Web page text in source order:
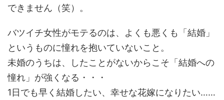
できません（笑）。
バツイチ女性がモテるのは、よくも悪くも「結婚」
というものに憧れを抱いていないこと。
未婚のうちは、したことがないからこそ「結婚への
憧れ」が強くなる・・・
1日でも早く結婚したい、幸せな花嫁になりたい……